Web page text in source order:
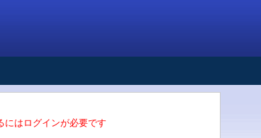
にはログインが必要です